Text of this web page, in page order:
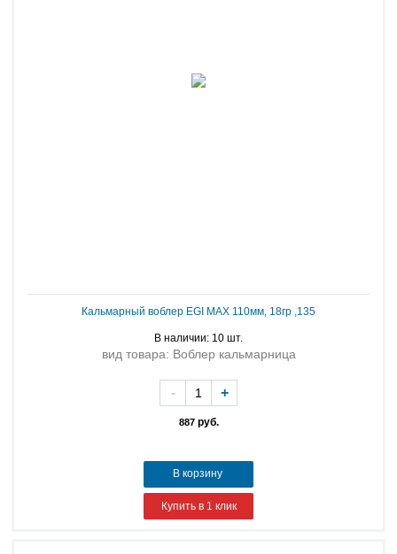
Кальмарный воблер EGI MAX 110мм, 18гр ,135
В наличии: 10 шт.
вид товара: Воблер кальмарница
887руб.
- +
В корзину
Купить в 1 клик